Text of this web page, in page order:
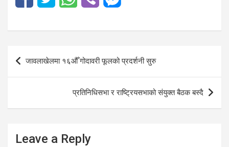
Post
navigation
जावलाखेलमा १६औँ गोदावरी फूलको प्रदर्शनी सुरु
प्रतिनिधिसभा र राष्ट्रियसभाको संयुक्त बैठक बस्दै
Leave a Reply